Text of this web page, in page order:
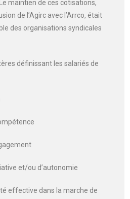
maintien de ces cotisations,
de l’Agirc avec l’Arrco, était
des organisations syndicales
définissant les salariés de
et/ou d’autonomie
effective dans la marche de